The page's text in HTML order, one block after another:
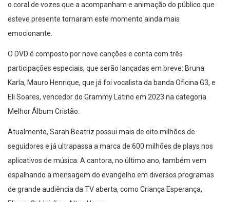
o coral de vozes que a acompanham e animação do público que
esteve presente tornaram este momento ainda mais
emocionante.
O DVD é composto por nove canções e conta com três
participações especiais, que serão lançadas em breve: Bruna
Karla, Mauro Henrique, que já foi vocalista da banda Oficina G3, e
Eli Soares, vencedor do Grammy Latino em 2023 na categoria
Melhor Álbum Cristão.
Atualmente, Sarah Beatriz possui mais de oito milhões de
seguidores e já ultrapassa a marca de 600 milhões de plays nos
aplicativos de música. A cantora, no último ano, também vem
espalhando a mensagem do evangelho em diversos programas
de grande audiência da TV aberta, como Criança Esperança,